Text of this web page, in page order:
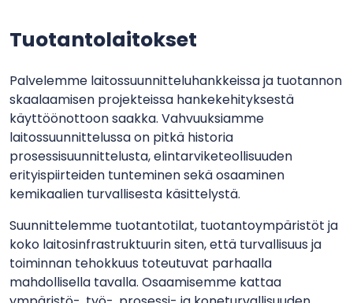
Tuotantolaitokset
Palvelemme laitossuunnitteluhankkeissa ja tuotannon
skaalaamisen projekteissa hankekehityksestä
käyttöönottoon saakka. Vahvuuksiamme
laitossuunnittelussa on pitkä historia
prosessisuunnittelusta, elintarviketeollisuuden
erityispiirteiden tunteminen sekä osaaminen
kemikaalien turvallisesta käsittelystä.
Suunnittelemme tuotantotilat, tuotantoympäristöt ja
koko laitosinfrastruktuurin siten, että turvallisuus ja
toiminnan tehokkuus toteutuvat parhaalla
mahdollisella tavalla. Osaamisemme kattaa